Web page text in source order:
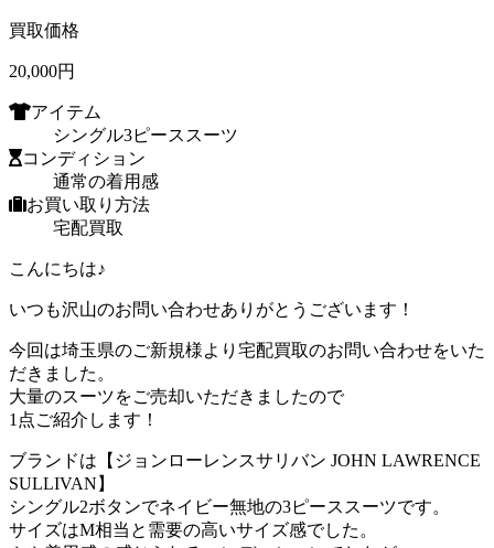
買取価格
20,000円
アイテム
シングル3ピーススーツ
コンディション
通常の着用感
お買い取り方法
宅配買取
こんにちは♪
いつも沢山のお問い合わせありがとうございます！
今回は埼玉県のご新規様より宅配買取のお問い合わせをいた
だきました。
大量のスーツをご売却いただきましたので
1点ご紹介します！
ブランドは【ジョンローレンスサリバン JOHN LAWRENCE
SULLIVAN】
シングル2ボタンでネイビー無地の3ピーススーツです。
サイズはM相当と需要の高いサイズ感でした。